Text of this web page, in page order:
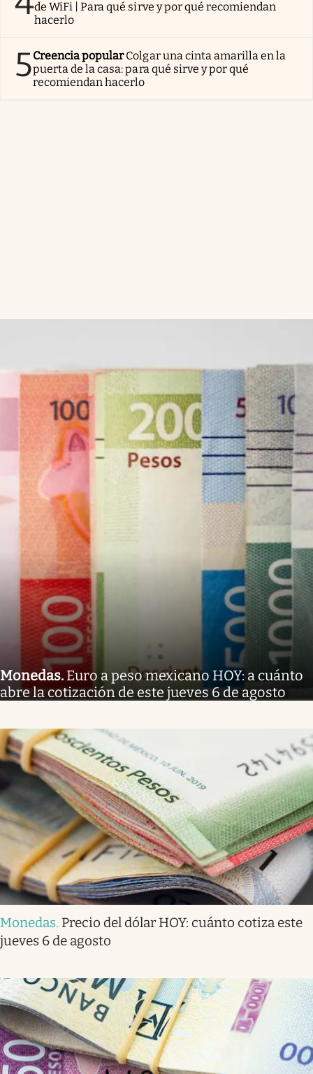
de WiFi | Para qué sirve y por qué recomiendan
hacerlo
5Creencia popularColgar una cinta amarilla en la
puerta de la casa: para qué sirve y por qué
recomiendan hacerlo
Monedas. Euro a peso mexicano HOY: a cuánto
abre la cotización de este jueves 6 de agosto
Monedas. Precio del dólar HOY: cuánto cotiza este
jueves 6 de agosto